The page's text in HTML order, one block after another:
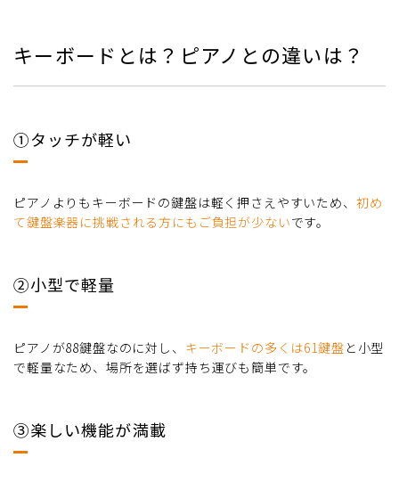
キーボードとは？ピアノとの違いは？
①タッチが軽い
ピアノよりもキーボードの鍵盤は軽く押さえやすいため、 初め
て鍵盤楽器に挑戦される方にもご負担が少ないです。
②小型で軽量
ピアノが88鍵盤なのに対し、 キーボードの多くは61鍵盤 と小型
で軽量なため、場所を選ばず持ち運びも簡単です。
③楽しい機能が満載